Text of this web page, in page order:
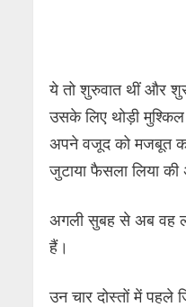
ये तो शुरुवात थीं और
उसके लिए थोड़ी
अपने वजूद को मजबूत
जुटाया फैसला लिया
अगली सुबह से अब वह
हैं।
उन चार दोस्तों में पहले